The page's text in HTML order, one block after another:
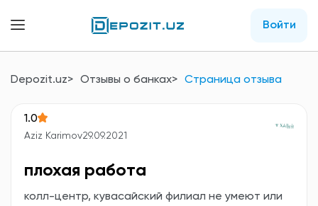
Войти
Depozit.uz Отзывы о банках Страница отзыва
1.0
Aziz Karimov29.09.2021
плохая работа
колл-центр, кувасайский филиал не умеют или